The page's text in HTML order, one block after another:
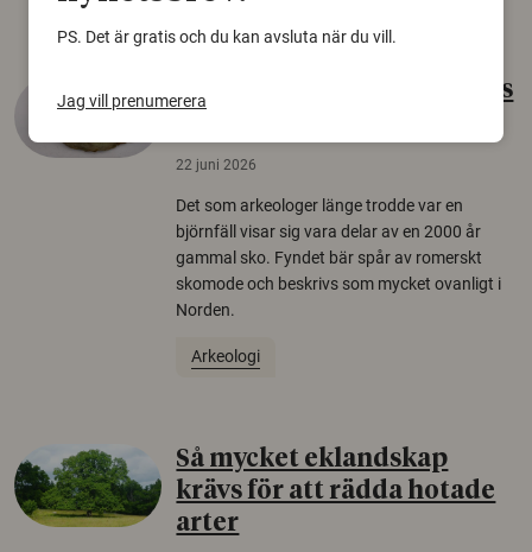
Gammalt skinn var Sveriges
22 juni 2026
Det som arkeologer länge trodde var en
björnfäll visar sig vara delar av en 2000 år
gammal sko. Fyndet bär spår av romerskt
skomode och beskrivs som mycket ovanligt i
Norden.
Arkeologi
Så mycket eklandskap
krävs för att rädda hotade
arter
PS. Det är gratis och du kan avsluta när du vill.
Jag vill prenumerera